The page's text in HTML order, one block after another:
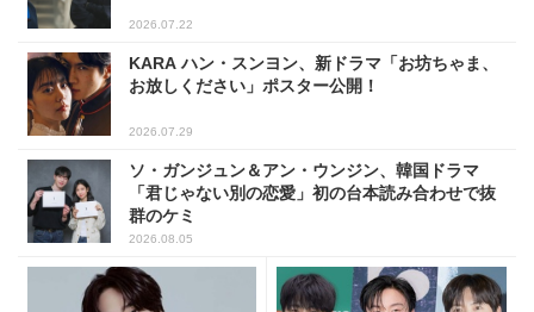
2026.07.22
KARA ハン・スンヨン、新ドラマ「お坊ちゃま、
お放しください」ポスター公開！
2026.07.29
ソ・ガンジュン＆アン・ウンジン、韓国ドラマ
「君じゃない別の恋愛」初の台本読み合わせで抜
群のケミ
2026.08.05